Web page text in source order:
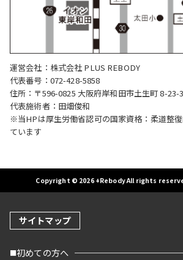
運営会社：株式会社 PLUS REBODY
代表番号：072-428-5858
住所：〒596-0825 大阪府岸和田市土生町 8-23-
代表施術者：田畑俊和
※当HPは厚生労働省認可の国家資格：柔道整
ています
Copyright © 2026 +Rebody All rights
サイトマップ
初めての方へ